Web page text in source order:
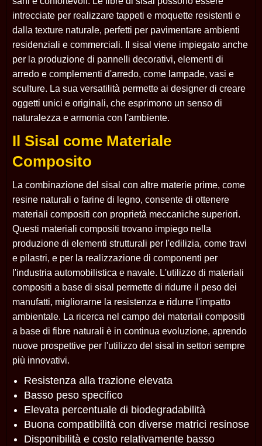
intrecciate per realizzare tappeti e moquette resistenti e
dalla texture naturale, perfetti per pavimentare ambienti
residenziali e commerciali. Il sisal viene impiegato anche
per la produzione di pannelli decorativi, elementi di
arredo e complementi d'arredo, come lampade, vasi e
sculture. La sua versatilità permette ai designer di creare
oggetti unici e originali, che esprimono un senso di
naturalezza e armonia con l'ambiente.
Il Sisal come Materiale
Composito
La combinazione del sisal con altre materie prime, come
resine naturali o farine di legno, consente di ottenere
materiali compositi con proprietà meccaniche superiori.
Questi materiali compositi trovano impiego nella
produzione di elementi strutturali per l'edilizia, come travi
e pilastri, e per la realizzazione di componenti per
l'industria automobilistica e navale. L'utilizzo di materiali
compositi a base di sisal permette di ridurre il peso dei
manufatti, migliorarne la resistenza e ridurre l'impatto
ambientale. La ricerca nel campo dei materiali compositi
a base di fibre naturali è in continua evoluzione, aprendo
nuove prospettive per l'utilizzo del sisal in settori sempre
più innovativi.
Resistenza alla trazione elevata
Basso peso specifico
Elevata percentuale di biodegradabilità
Buona compatibilità con diverse matrici resinose
Disponibilità e costo relativamente basso